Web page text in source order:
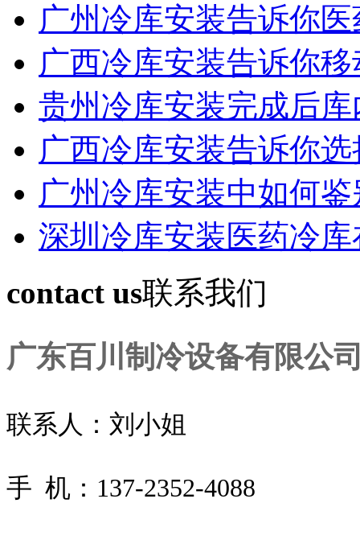
广州冷库安装告诉你
广西冷库安装告诉你
贵州冷库安装完成后
广西冷库安装告诉你
广州冷库安装中如何
深圳冷库安装医药冷
contact us联系我们
广东百川制冷设备有限公
联系人：刘小姐
手 机：137-2352-4088